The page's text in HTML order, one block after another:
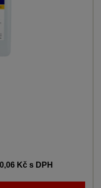
Kčs DPH